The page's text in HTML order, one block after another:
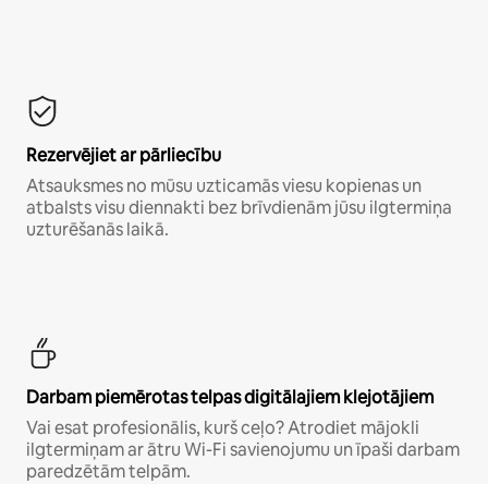
Rezervējiet ar pārliecību
Atsauksmes no mūsu uzticamās viesu kopienas un
atbalsts visu diennakti bez brīvdienām jūsu ilgtermiņa
uzturēšanās laikā.
Darbam piemērotas telpas digitālajiem klejotājiem
Vai esat profesionālis, kurš ceļo? Atrodiet mājokli
ilgtermiņam ar ātru Wi-Fi savienojumu un īpaši darbam
paredzētām telpām.